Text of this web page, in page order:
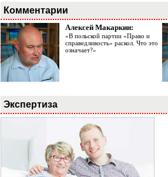
Комментарии
Алексей Макаркин:
«В польской партии «Право и
справедливость» раскол. Что это
означает?»
Экспертиза